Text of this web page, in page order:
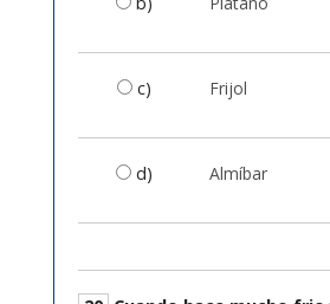
c) Frijol
d) Almíbar